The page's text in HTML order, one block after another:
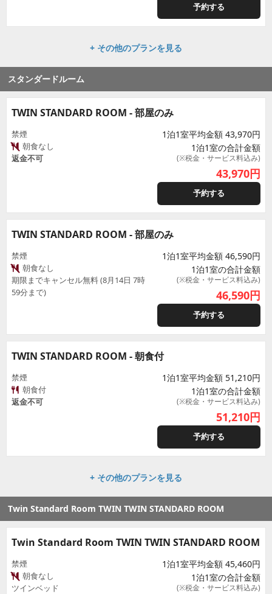
予約する
+ その他のプランを見る
スタンダードルーム
TWIN STANDARD ROOM - 部屋のみ
禁煙
朝食なし
返金不可
1泊1室平均金額 43,970円
1泊1室の合計金額
(※税金・サービス料込み)
43,970円
予約する
TWIN STANDARD ROOM - 部屋のみ
禁煙
朝食なし
期限までキャンセル無料 (8月14日 7時
59分まで)
1泊1室平均金額 46,590円
1泊1室の合計金額
(※税金・サービス料込み)
46,590円
予約する
TWIN STANDARD ROOM - 朝食付
禁煙
朝食付
返金不可
1泊1室平均金額 51,210円
1泊1室の合計金額
(※税金・サービス料込み)
51,210円
予約する
+ その他のプランを見る
Twin Standard Room TWIN TWIN STANDARD ROOM
Twin Standard Room TWIN TWIN STANDARD ROOM
禁煙
朝食なし
ツインベッド
1泊1室平均金額 45,460円
1泊1室の合計金額
(※税金・サービス料込み)